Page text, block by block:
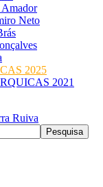
Amador
Neto
2025
2021